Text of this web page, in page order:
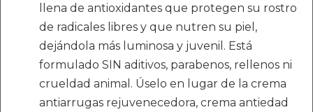
llena de antioxidantes que protegen su rostro
de radicales libres y que nutren su piel,
dejándola más luminosa y juvenil. Está
formulado SIN aditivos, parabenos, rellenos ni
crueldad animal. Úselo en lugar de la crema
antiarrugas rejuvenecedora, crema antiedad